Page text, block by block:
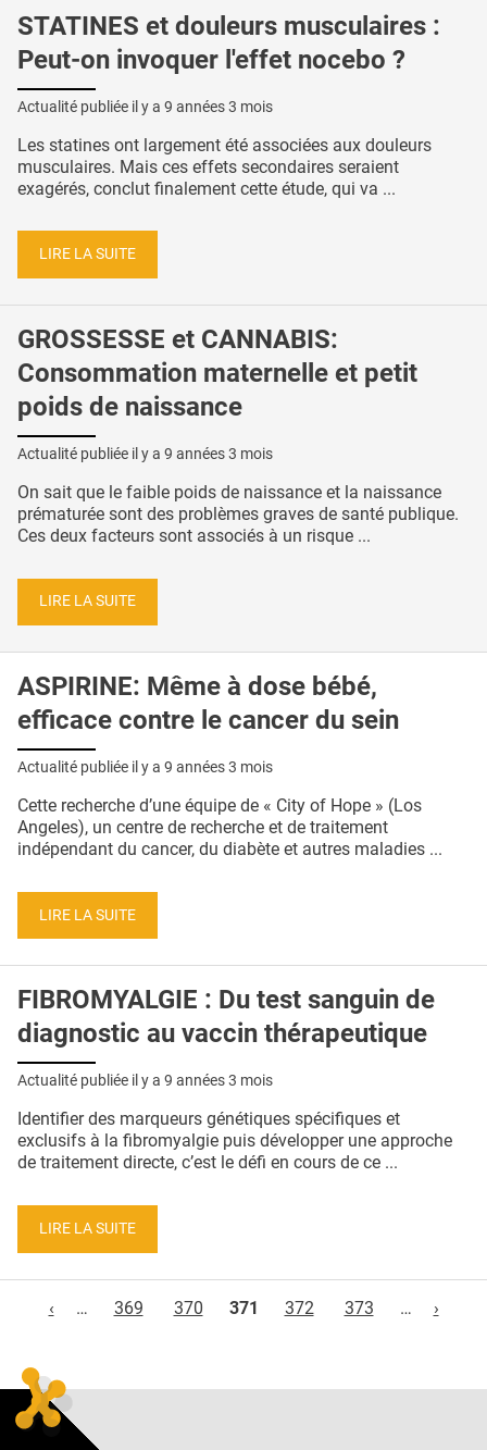
STATINES et douleurs musculaires :
Peut-on invoquer l'effet nocebo ?
Actualité publiée il y a 9 années 3 mois
Les statines ont largement été associées aux douleurs
musculaires. Mais ces effets secondaires seraient
exagérés, conclut finalement cette étude, qui va ...
LIRE LA SUITE
GROSSESSE et CANNABIS:
Consommation maternelle et petit
poids de naissance
Actualité publiée il y a 9 années 3 mois
On sait que le faible poids de naissance et la naissance
prématurée sont des problèmes graves de santé publique.
Ces deux facteurs sont associés à un risque ...
LIRE LA SUITE
ASPIRINE: Même à dose bébé,
efficace contre le cancer du sein
Actualité publiée il y a 9 années 3 mois
Cette recherche d’une équipe de « City of Hope » (Los
Angeles), un centre de recherche et de traitement
indépendant du cancer, du diabète et autres maladies ...
LIRE LA SUITE
FIBROMYALGIE : Du test sanguin de
diagnostic au vaccin thérapeutique
Actualité publiée il y a 9 années 3 mois
Identifier des marqueurs génétiques spécifiques et
exclusifs à la fibromyalgie puis développer une approche
de traitement directe, c’est le défi en cours de ce ...
LIRE LA SUITE
‹
… 369 370 371 372 373 … ›